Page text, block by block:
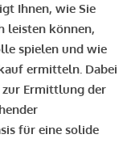
Ihnen, wie Sie
leisten können,
spielen und wie
ermitteln. Dabei
zur Ermittlung der
für eine solide